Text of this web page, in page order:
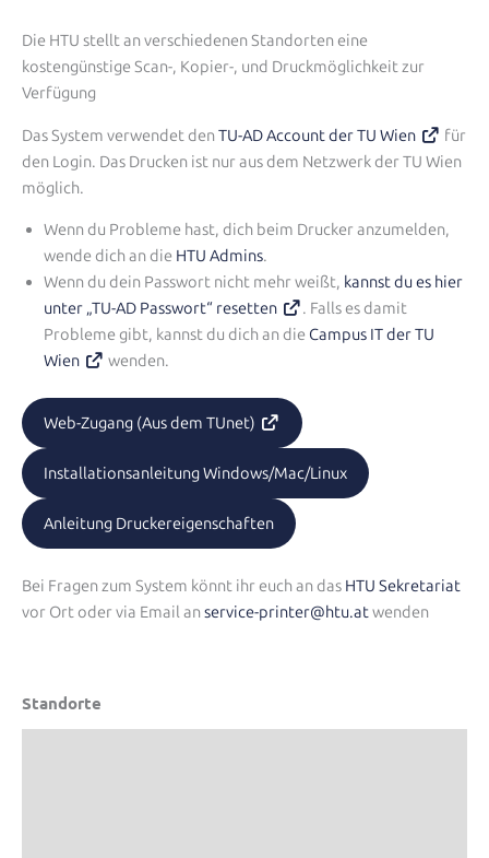
Die HTU stellt an verschiedenen Standorten eine
kostengünstige Scan-, Kopier-, und Druckmöglichkeit zur
Verfügung
Das System verwendet denTU-AD Account der TU Wien
für
den Login. Das Drucken ist nur aus dem Netzwerk der TU Wien
möglich.
Wenn du Probleme hast, dich beim Drucker anzumelden,
wende dich an die HTU Admins.
Wenn du dein Passwort nicht mehr weißt, kannst du es hier
unter „TU-AD Passwort“ resetten
. Falls es damit
Probleme gibt, kannst du dich an die Campus IT der TU
Wien
wenden.
Web-Zugang (Aus dem TUnet)
Installationsanleitung Windows/Mac/Linux
Anleitung Druckereigenschaften
Bei Fragen zum System könnt ihr euch an das HTU Sekretariat
vor Ort oder via Email anservice-printer@htu.atwenden
Standorte